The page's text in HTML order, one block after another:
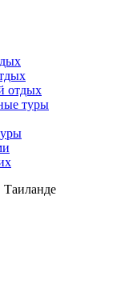
отдых
туры